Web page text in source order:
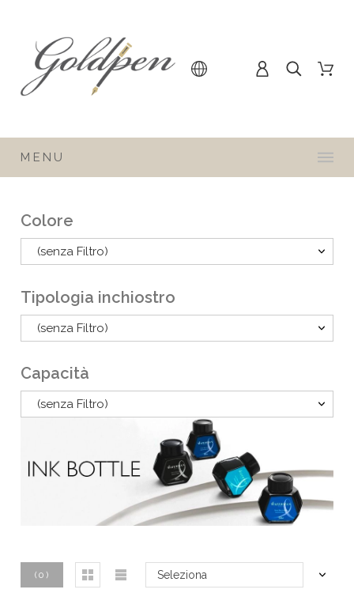
MENU
Colore
(senza Filtro)
Tipologia inchiostro
(senza Filtro)
Capacità
(senza Filtro)
( 0 ) Seleziona